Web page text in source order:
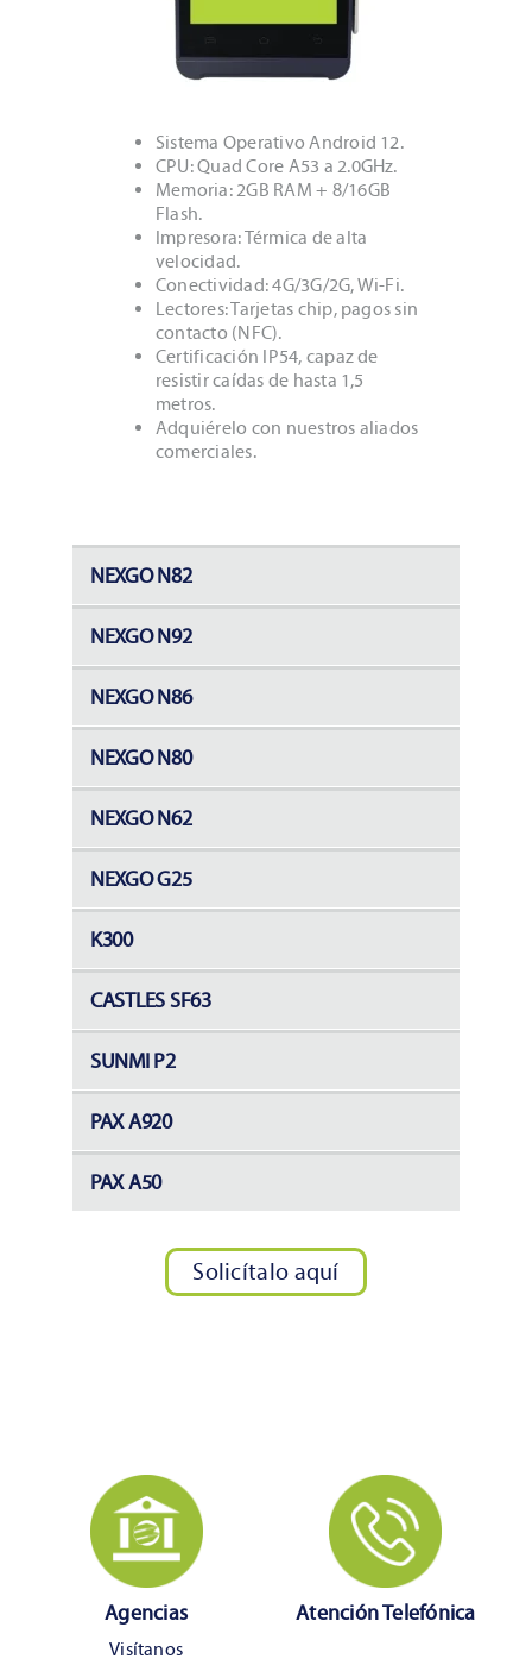
Sistema Operativo Android 12.
CPU: Quad Core A53 a 2.0GHz.
Memoria: 2GB RAM + 8/16GB
Flash.
Impresora: Térmica de alta
velocidad.
Conectividad: 4G/3G/2G, Wi-Fi.
Lectores: Tarjetas chip, pagos sin
contacto (NFC).
Certificación IP54, capaz de
resistir caídas de hasta 1,5
metros.
Adquiérelo con nuestros aliados
comerciales.
NEXGO N82
NEXGO N92
NEXGO N86
NEXGO N80
NEXGO N62
NEXGO G25
K300
CASTLES SF63
SUNMI P2
PAX A920
PAX A50
Solicítalo aquí
Agencias
Visítanos
Atención Telefónica